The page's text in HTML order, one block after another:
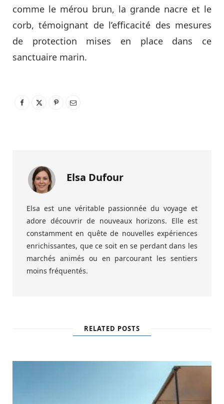
comme le mérou brun, la grande nacre et le
corb, témoignant de l’efficacité des mesures
de protection mises en place dans ce
sanctuaire marin.
Elsa Dufour
Elsa est une véritable passionnée du voyage et
adore découvrir de nouveaux horizons. Elle est
constamment en quête de nouvelles expériences
enrichissantes, que ce soit en se perdant dans les
marchés animés ou en parcourant les sentiers
moins fréquentés.
RELATED POSTS